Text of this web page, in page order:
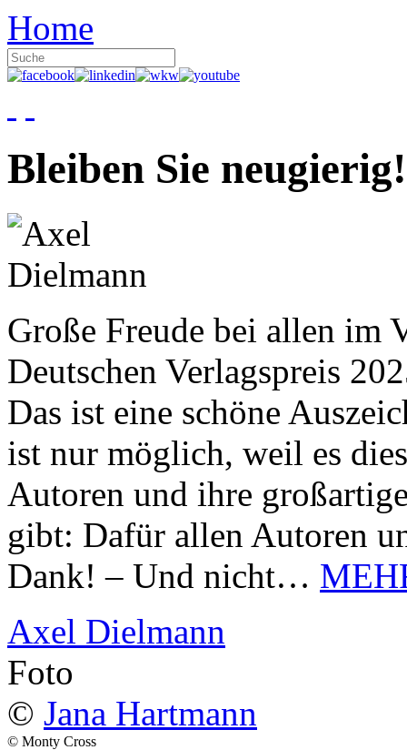
Home
Bleiben Sie neugierig!
Große Freude bei allen im
Deutschen Verlagspreis
Das ist eine schöne
ist nur möglich, weil es
Autoren und ihre
gibt: Dafür allen Autoren
Dank! – Und nicht…
Axel Dielmann
Foto
© Jana Hartmann
© Monty Cross